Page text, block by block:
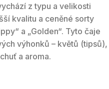
z typu a velikosti
kvalitu a ceněné sorty
a „Golden“. Tyto čaje
výhonků – květů (tipsů),
a aroma.